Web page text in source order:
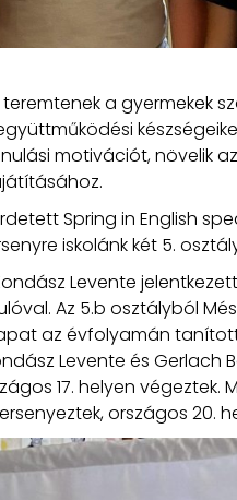
a gyermekek
motivációt, növelik
Spring in English
iskolánk két 5.
Levente
Az 5.b osztályból
az évfolyamán
Levente és Gerlach
17. helyen végeztek.
országos 20.